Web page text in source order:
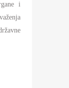
i